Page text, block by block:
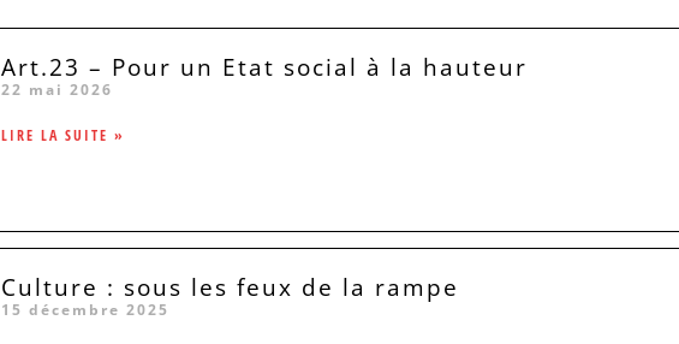
Art.23 – Pour un Etat social à la hauteur
22 mai 2026
LIRE LA SUITE »
Culture : sous les feux de la rampe
15 décembre 2025